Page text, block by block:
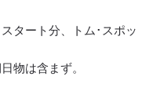
タート分、トム･スポッ
物は含まず。